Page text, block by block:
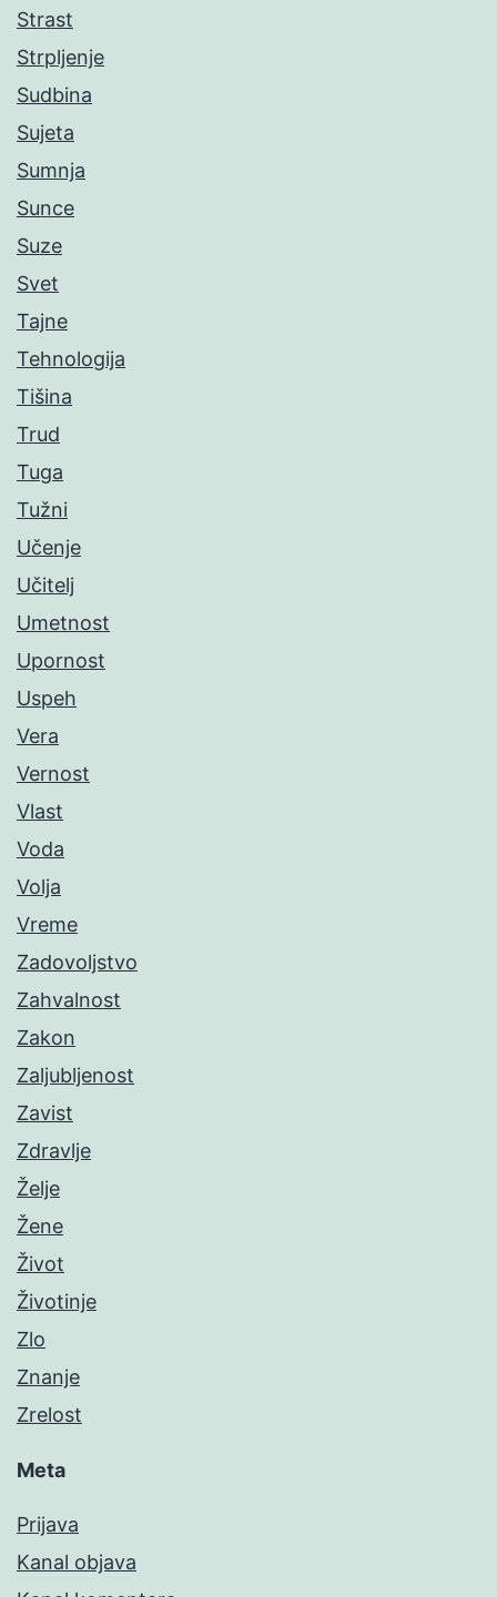
Strast
Strpljenje
Sudbina
Sujeta
Sumnja
Sunce
Suze
Svet
Tajne
Tehnologija
Tišina
Trud
Tuga
Tužni
Učenje
Učitelj
Umetnost
Upornost
Uspeh
Vera
Vernost
Vlast
Voda
Volja
Vreme
Zadovoljstvo
Zahvalnost
Zakon
Zaljubljenost
Zavist
Zdravlje
Želje
Žene
Život
Životinje
Zlo
Znanje
Zrelost
Meta
Prijava
Kanal objava